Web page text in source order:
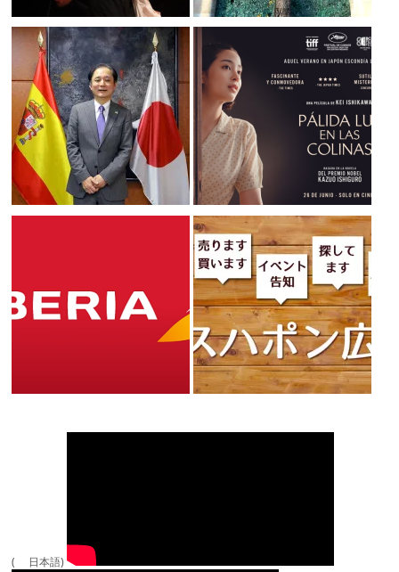
( 日本語)